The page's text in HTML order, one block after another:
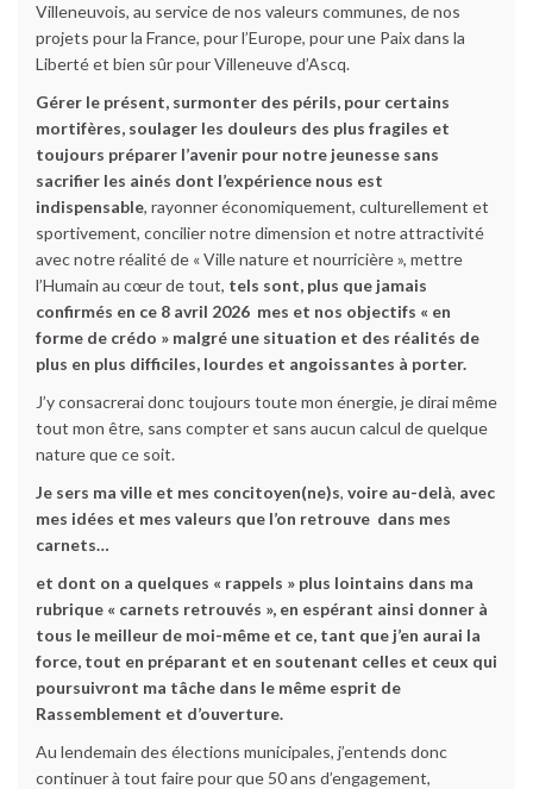
Villeneuvois, au service de nos valeurs communes, de nos
projets pour la France, pour l’Europe, pour une Paix dans la
Liberté et bien sûr pour Villeneuve d’Ascq.
Gérer le présent, surmonter des périls, pour certains
mortifères, soulager les douleurs des plus fragiles et
toujours préparer l’avenir pour notre jeunesse sans
sacrifier les ainés dont l’expérience nous est
indispensable, rayonner économiquement, culturellement et
sportivement, concilier notre dimension et notre attractivité
avec notre réalité de « Ville nature et nourricière », mettre
l’Humain au cœur de tout, tels sont, plus que jamais
confirmés en ce 8 avril 2026 mes et nos objectifs « en
forme de crédo » malgré une situation et des réalités de
plus en plus difficiles, lourdes et angoissantes à porter.
J’y consacrerai donc toujours toute mon énergie, je dirai même
tout mon être, sans compter et sans aucun calcul de quelque
nature que ce soit.
Je sers ma ville et mes concitoyen(ne)s, voire au-delà, avec
mes idées et mes valeurs que l’on retrouve dans mes
carnets…
et dont on a quelques « rappels » plus lointains dans ma
rubrique « carnets retrouvés », en espérant ainsi donner à
tous le meilleur de moi-même et ce, tant que j’en aurai la
force, tout en préparant et en soutenant celles et ceux qui
poursuivront ma tâche dans le même esprit de
Rassemblement et d’ouverture.
Au lendemain des élections municipales, j’entends donc
continuer à tout faire pour que 50 ans d’engagement,